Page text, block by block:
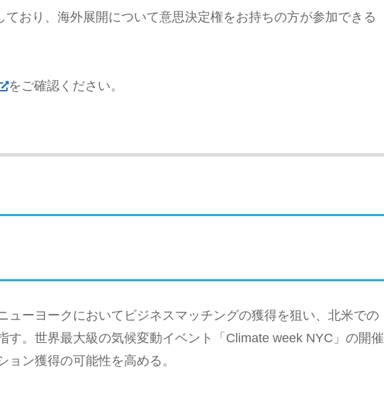
ており、海外展開について意思決定権をお持ちの方が参加できる
をご確認ください。
ューヨークにおいてビジネスマッチングの獲得を狙い、北米での
す。世界最大級の気候変動イベント「Climate week NYC」の開催
ン獲得の可能性を高める。